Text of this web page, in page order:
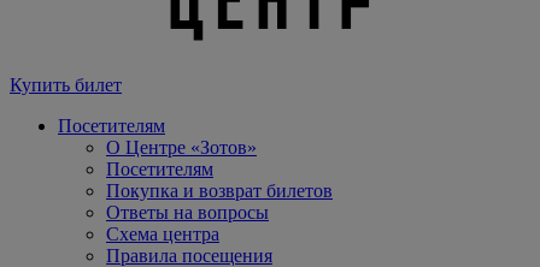
Купить билет
Посетителям
О Центре «Зотов»
Посетителям
Покупка и возврат билетов
Ответы на вопросы
Схема центра
Правила посещения